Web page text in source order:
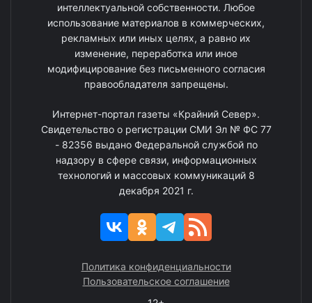
интеллектуальной собственности. Любое
использование материалов в коммерческих,
рекламных или иных целях, а равно их
изменение, переработка или иное
модифицирование без письменного согласия
правообладателя запрещены.
Интернет-портал газеты «Крайний Север».
Свидетельство о регистрации СМИ Эл № ФС 77
- 82356 выдано Федеральной службой по
надзору в сфере связи, информационных
технологий и массовых коммуникаций 8
декабря 2021 г.
Политика конфиденциальности
Пользовательское соглашение